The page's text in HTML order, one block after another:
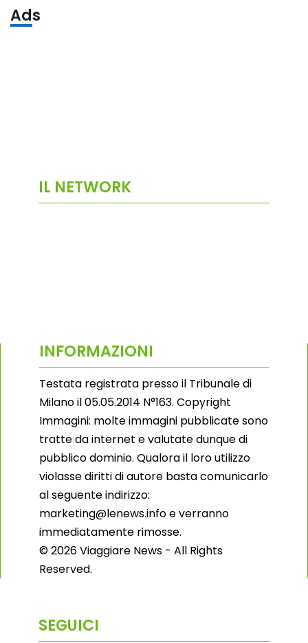
Ads
IL NETWORK
INFORMAZIONI
Testata registrata presso il Tribunale di
Milano il 05.05.2014 N°163. Copyright
Immagini: molte immagini pubblicate sono
tratte da internet e valutate dunque di
pubblico dominio. Qualora il loro utilizzo
violasse diritti di autore basta comunicarlo
al seguente indirizzo:
marketing@lenews.info e verranno
immediatamente rimosse.
© 2026 Viaggiare News - All Rights
Reserved.
SEGUICI